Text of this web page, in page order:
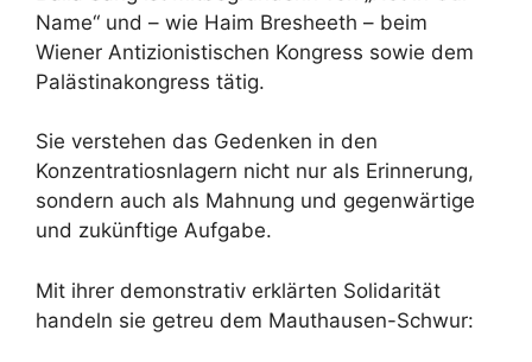
Name“ und – wie Haim Bresheeth – beim
Wiener Antizionistischen Kongress sowie dem
Palästinakongress tätig.
Sie verstehen das Gedenken in den
Konzentratiosnlagern nicht nur als Erinnerung,
sondern auch als Mahnung und gegenwärtige
und zukünftige Aufgabe.
Mit ihrer demonstrativ erklärten Solidarität
handeln sie getreu dem Mauthausen-Schwur: